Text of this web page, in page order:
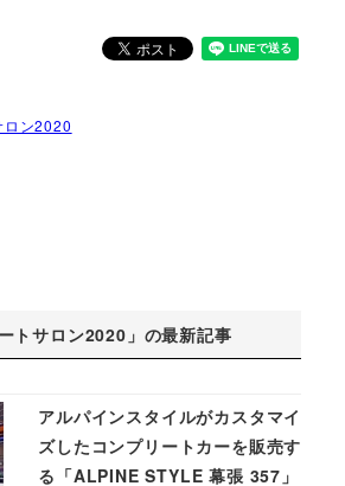
ロン2020
トサロン2020」の最新記事
アルパインスタイルがカスタマイ
ズしたコンプリートカーを販売す
る「ALPINE STYLE 幕張 357」